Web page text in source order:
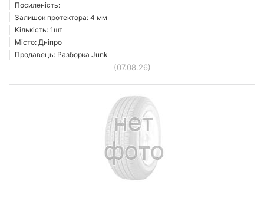
Посиленість:
Залишок протектора: 4 мм
Кількість: 1шт
Місто: Дніпро
Продавець: Разборка Junk
(07.08.26)